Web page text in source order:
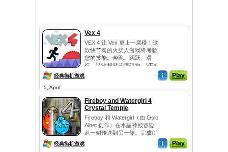
Vex 4
VEX 4 让 Vex 更上一层楼！这
款快节奏的火柴人游戏将考验
您的技能。奔跑、跳跃、滑
行、游泳和避开障碍物，VEX
经典街机游戏 i Play
5, April
Fireboy and Watergirl 4
Crystal Temple
Fireboy 和 Watergirl（由 Oslo
Albet 创作）在水晶神殿冒险！
从一侧传送到另一侧。完成所
经典街机游戏 i Play